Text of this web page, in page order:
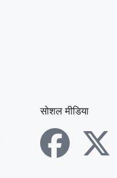
सोशल मीडिया